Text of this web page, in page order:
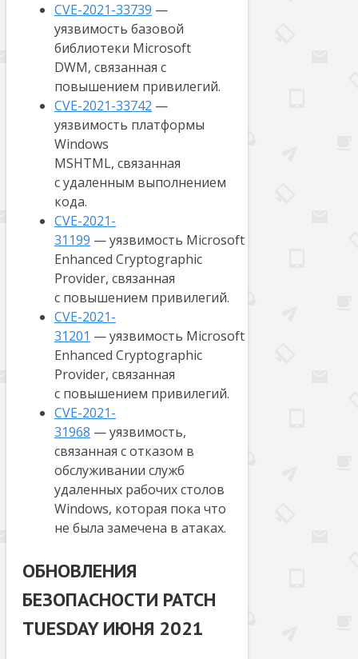
CVE-2021-33739 —
уязвимость базовой
библиотеки Microsoft
DWM, связанная с
повышением привилегий.
CVE-2021-33742 —
уязвимость платформы
Windows
MSHTML, связанная
с удаленным выполнением
кода.
CVE-2021-
31199 — уязвимость Microsoft
Enhanced Cryptographic
Provider, связанная
с повышением привилегий.
CVE-2021-
31201 — уязвимость Microsoft
Enhanced Cryptographic
Provider, связанная
с повышением привилегий.
CVE-2021-
31968 — уязвимость,
связанная с отказом в
обслуживании служб
удаленных рабочих столов
Windows, которая пока что
не была замечена в атаках.
ОБНОВЛЕНИЯ
БЕЗОПАСНОСТИ PATCH
TUESDAY ИЮНЯ 2021